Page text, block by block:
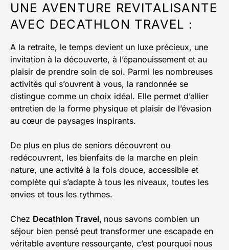
UNE AVENTURE REVITALISANTE
AVEC DECATHLON TRAVEL :
A la retraite, le temps devient un luxe précieux, une
invitation à la découverte, à l’épanouissement et au
plaisir de prendre soin de soi. Parmi les nombreuses
activités qui s’ouvrent à vous, la randonnée se
distingue comme un choix idéal. Elle permet d’allier
entretien de la forme physique et plaisir de l’évasion
au cœur de paysages inspirants.
De plus en plus de seniors découvrent ou
redécouvrent, les bienfaits de la marche en plein
nature, une activité à la fois douce, accessible et
complète qui s’adapte à tous les niveaux, toutes les
envies et tous les rythmes.
Chez Decathlon Travel, nous savons combien un
séjour bien pensé peut transformer une escapade en
véritable aventure ressourçante, c’est pourquoi nous